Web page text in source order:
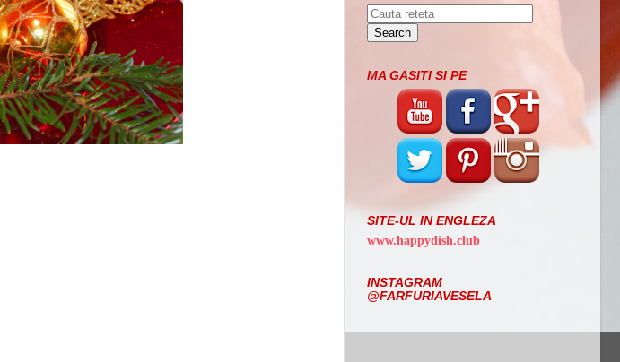
MA GASITI SI PE
SITE-UL IN ENGLEZA
www.happydish.club
INSTAGRAM
@FARFURIAVESELA